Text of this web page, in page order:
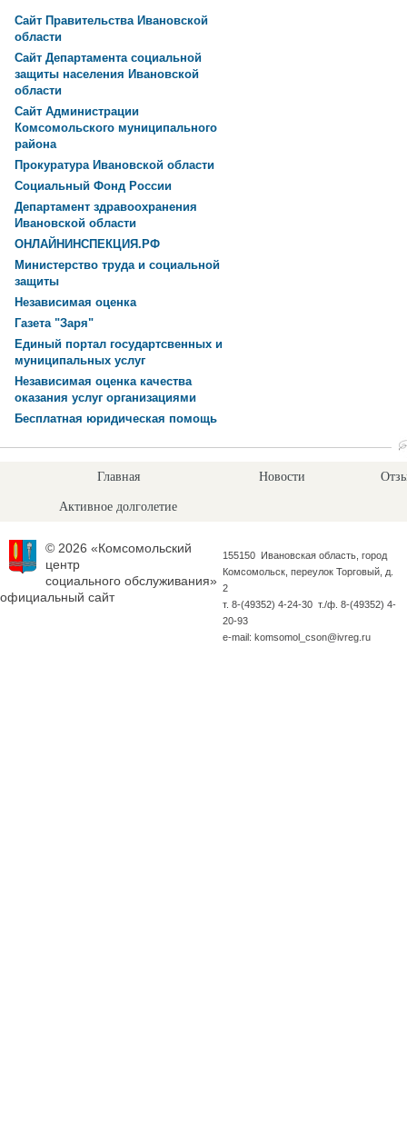
Сайт Правительства Ивановской
области
Сайт Департамента социальной
защиты населения Ивановской
области
Сайт Администрации
Комсомольского муниципального
района
Прокуратура Ивановской области
Социальный Фонд России
Департамент здравоохранения
Ивановской области
ОНЛАЙНИНСПЕКЦИЯ.РФ
Министерство труда и социальной
защиты
Независимая оценка
Газета "Заря"
Единый портал государтсвенных и
муниципальных услуг
Независимая оценка качества
оказания услуг организациями
Бесплатная юридическая помощь
Главная Новости
Активное долголетие
© 2026 «Комсомольский
центр
социального обслуживания»
официальный сайт
155150 Ивановская область, город
Комсомольск, переулок Торговый, д.
2
т. 8-(49352) 4-24-30 т./ф. 8-(49352) 4-
20-93
e-mail: komsomol_cson@ivreg.ru